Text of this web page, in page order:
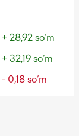
+ 28,92 so‘m
+ 32,19 so‘m
- 0,18 so‘m